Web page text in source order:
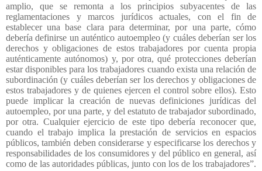
amplio, que se remonta a los principios subyacentes de las
reglamentaciones y marcos jurídicos actuales, con el fin de
establecer una base clara para determinar, por una parte, cómo
debería definirse un auténtico autoempleo (y cuáles deberían ser los
derechos y obligaciones de estos trabajadores por cuenta propia
auténticamente autónomos) y, por otra, qué protecciones deberían
estar disponibles para los trabajadores cuando exista una relación de
subordinación (y cuáles deberían ser los derechos y obligaciones de
estos trabajadores y de quienes ejercen el control sobre ellos). Esto
puede implicar la creación de nuevas definiciones jurídicas del
autoempleo, por una parte, y del estatuto de trabajador subordinado,
por otra. Cualquier ejercicio de este tipo debería reconocer que,
cuando el trabajo implica la prestación de servicios en espacios
públicos, también deben considerarse y especificarse los derechos y
responsabilidades de los consumidores y del público en general, así
como de las autoridades públicas, junto con los de los trabajadores”.